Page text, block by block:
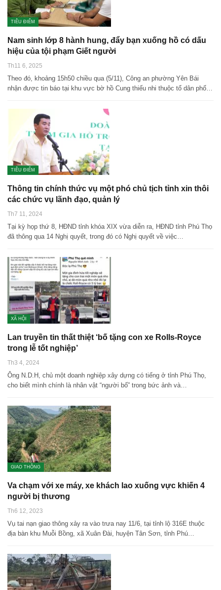
TIÊU ĐIỂM
Nam sinh lớp 8 hành hung, đẩy bạn xuống hồ có dấu
hiệu của tội phạm Giết người
Th11 6, 2025
Theo đó, khoảng 15h50 chiều qua (5/11), Công an phường Yên Bái
nhận được tin báo tại khu vực bờ hồ Cung thiếu nhi thuộc tổ dân phố…
TIÊU ĐIỂM
Thông tin chính thức vụ một phó chủ tịch tỉnh xin thôi
các chức vụ lãnh đạo, quản lý
Th7 11, 2024
Tại kỳ họp thứ 8, HĐND tỉnh khóa XIX vừa diễn ra, HĐND tỉnh Phú Thọ
đã thông qua 14 Nghị quyết, trong đó có Nghị quyết về việc…
XÃ HỘI
Lan truyền tin thất thiệt ‘bố tặng con xe Rolls-Royce
trong lễ tốt nghiệp’
Th3 4, 2024
Ông N.D.H, chủ một doanh nghiệp xây dựng có tiếng ở tỉnh Phú Thọ,
cho biết mình chính là nhân vật “người bố” trong bức ảnh và…
GIAO THÔNG
Va chạm với xe máy, xe khách lao xuống vực khiến 4
người bị thương
Th6 12, 2023
Vụ tai nạn giao thông xảy ra vào trưa nay 11/6, tại tỉnh lộ 316E thuộc
địa bàn khu Muỗi Bồng, xã Xuân Đài, huyện Tân Sơn, tỉnh Phú…